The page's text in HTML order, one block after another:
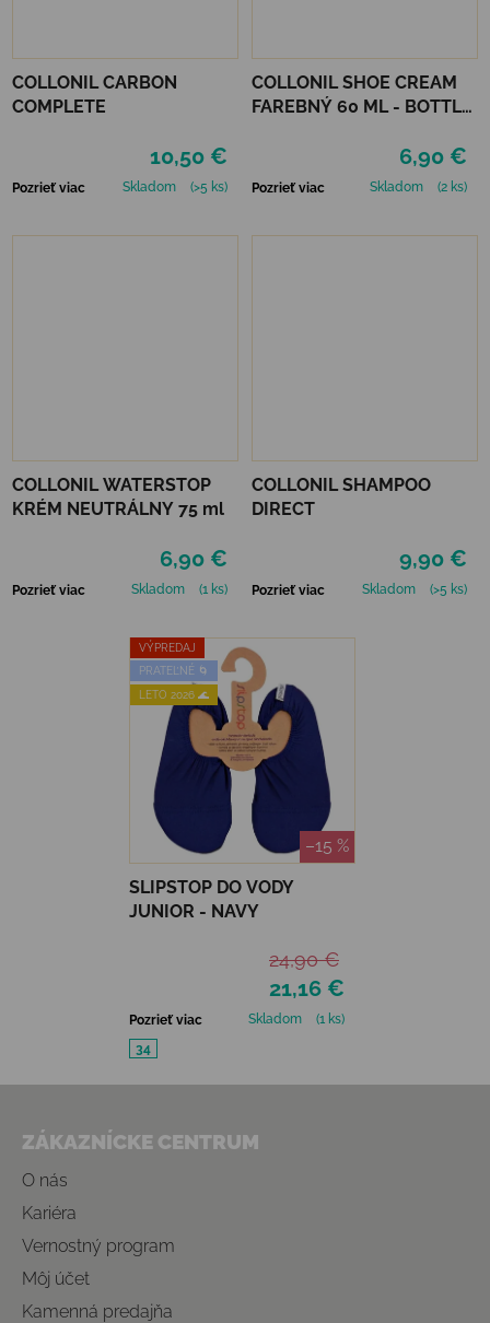
COLLONIL CARBON
COMPLETE
10,50 €
Pozrieť viac Skladom (>5 ks)
COLLONIL SHOE CREAM
FAREBNÝ 60 ML - BOTTLE
6,90 €
Pozrieť viac Skladom (2 ks)
COLLONIL WATERSTOP
KRÉM NEUTRÁLNY 75 ml
6,90 €
Pozrieť viac Skladom (1 ks)
COLLONIL SHAMPOO
DIRECT
9,90 €
Pozrieť viac Skladom (>5 ks)
VÝPREDAJ
PRATEĽNÉ 🌀
LETO 2026 🌊
–15 %
SLIPSTOP DO VODY
JUNIOR - NAVY
21,16 €
24,90 €
Pozrieť viac Skladom
(1 ks)
34
ZÁKAZNÍCKE CENTRUM
O nás
Kariéra
Vernostný program
Môj účet
Kamenná predajňa